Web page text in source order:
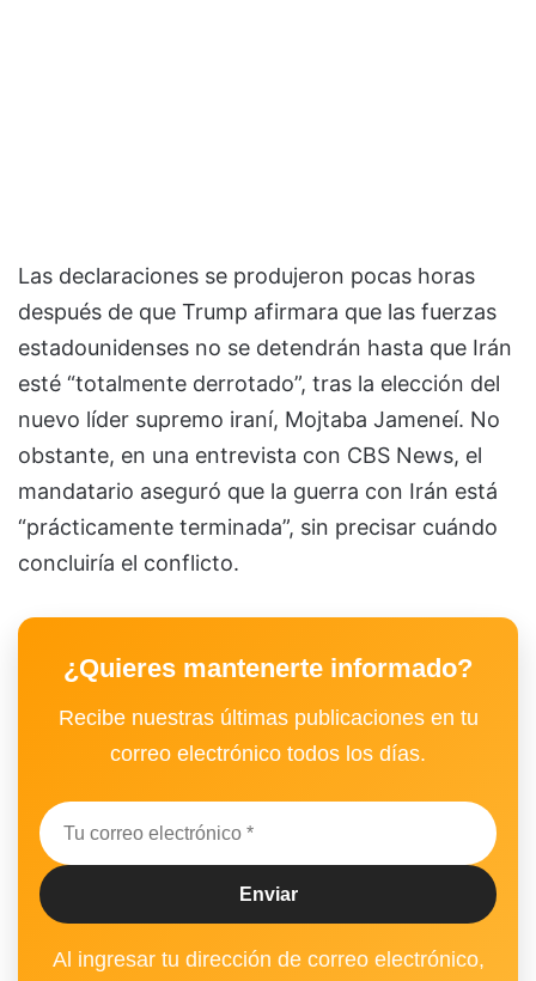
Las declaraciones se produjeron pocas horas
después de que Trump afirmara que las fuerzas
estadounidenses no se detendrán hasta que Irán
esté “totalmente derrotado”, tras la elección del
nuevo líder supremo iraní, Mojtaba Jameneí. No
obstante, en una entrevista con CBS News, el
mandatario aseguró que la guerra con Irán está
“prácticamente terminada”, sin precisar cuándo
concluiría el conflicto.
¿Quieres mantenerte informado?
Recibe nuestras últimas publicaciones en tu
correo electrónico todos los días.
Al ingresar tu dirección de correo electrónico,